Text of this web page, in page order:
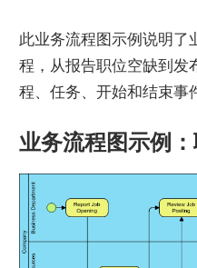
此业务流程图示例说明了
程，从报告职位空缺到发
程、任务、开始和结束事
业务流程图示例